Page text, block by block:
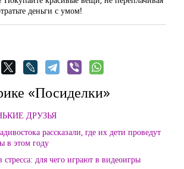
деньги с умом!
«Посиделки»
ДРУЗЬЯ
рассказали, где их дети проведут
в этом году
для чего играют в видеоигры